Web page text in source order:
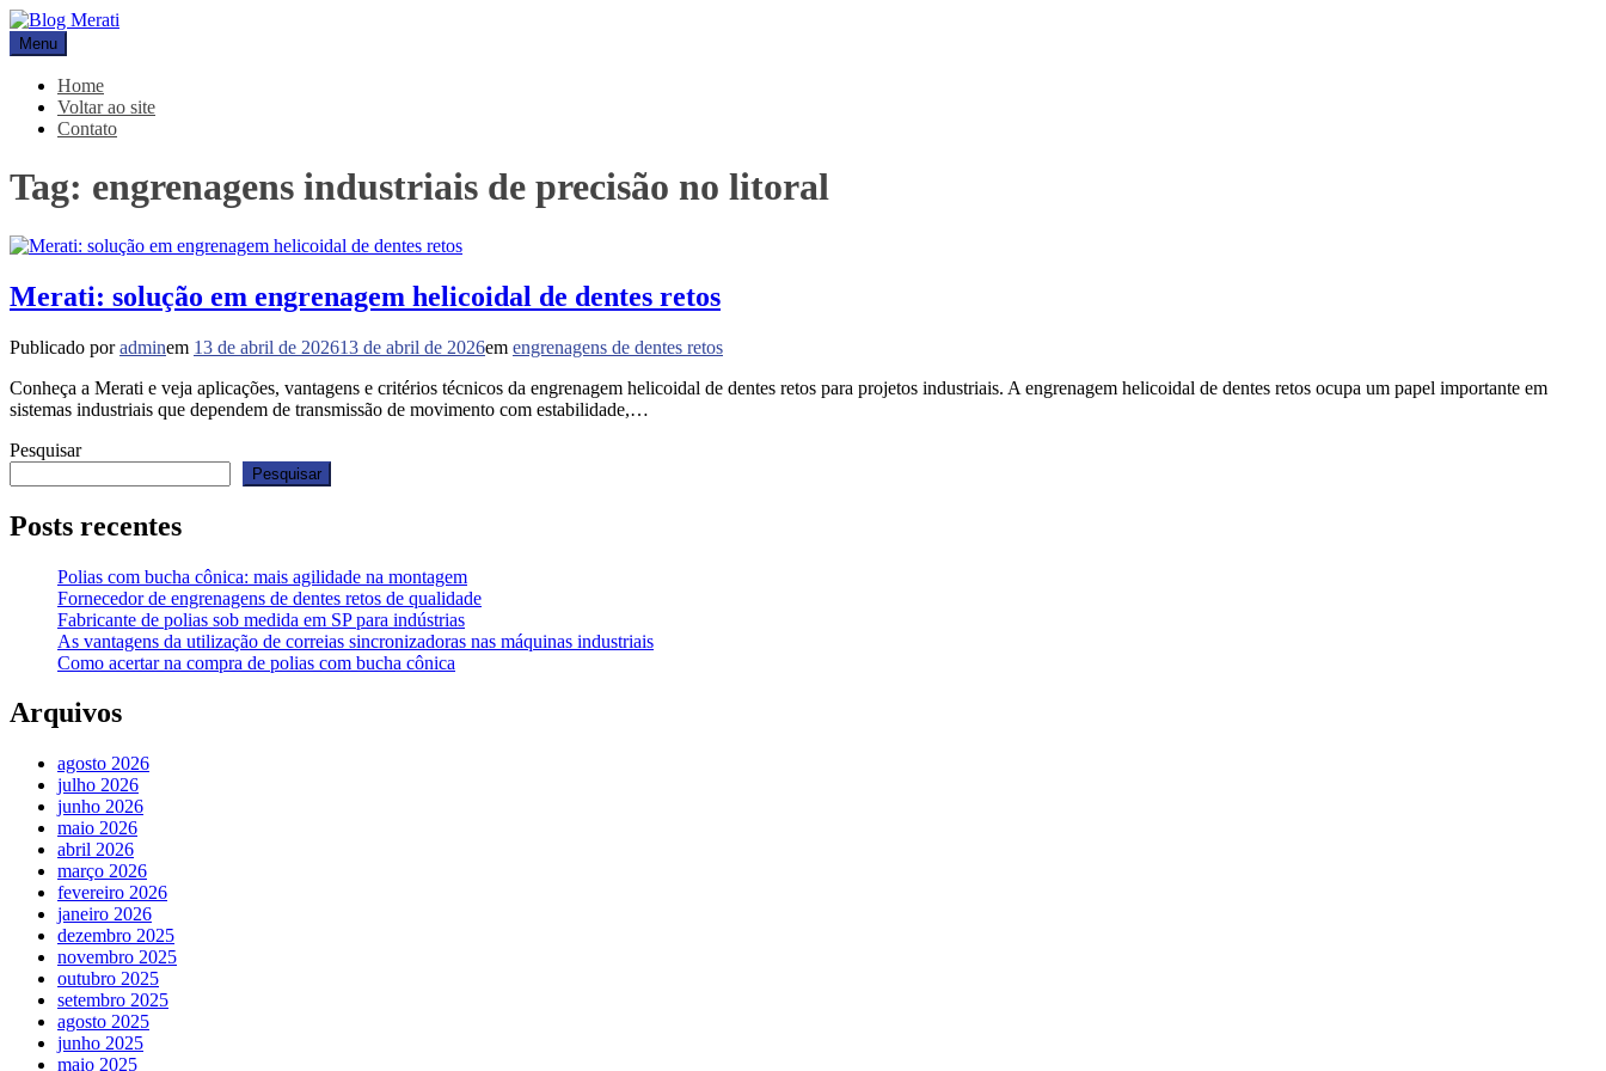
Pular
para
o
conteúdo
Blog Merati
Líder na fabricação de peças para Indústrias
Menu
Home
Voltar ao site
Contato
Tag: engrenagens industriais de precisão no litoral
Merati: solução em engrenagem helicoidal de dentes retos
Publicado poradminem 13 de abril de 202613 de abril de 2026em engrenagens de dentes retos
Conheça a Merati e veja aplicações, vantagens e critérios técnicos da engrenagem helicoidal de dentes retos para projetos industriais. A engrenagem helicoidal de dentes retos ocupa um papel importante em
sistemas industriais que dependem de transmissão de movimento com estabilidade,…
Pesquisar
Pesquisar
Posts recentes
Polias com bucha cônica: mais agilidade na montagem
Fornecedor de engrenagens de dentes retos de qualidade
Fabricante de polias sob medida em SP para indústrias
As vantagens da utilização de correias sincronizadoras nas máquinas industriais
Como acertar na compra de polias com bucha cônica
Arquivos
agosto 2026
julho 2026
junho 2026
maio 2026
abril 2026
março 2026
fevereiro 2026
janeiro 2026
dezembro 2025
novembro 2025
outubro 2025
setembro 2025
agosto 2025
junho 2025
maio 2025